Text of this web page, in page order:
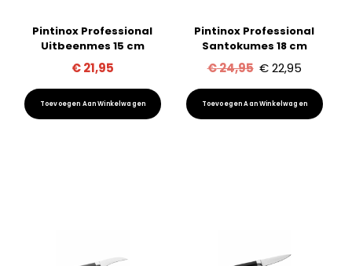
Pintinox Professional
Uitbeenmes 15 cm
€21,95
Toevoegen Aan Winkelwagen
Pintinox Professional
Santokumes 18 cm
€24,95
prijs
€22,95
prijs
is:
Toevoegen Aan Winkelwagen